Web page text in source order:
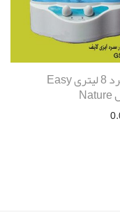
بخور سرد 8 لیتری Easy